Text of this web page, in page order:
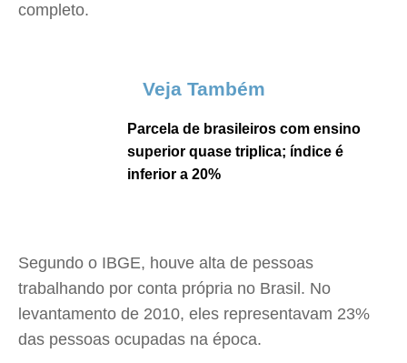
completo.
Veja Também
Parcela de brasileiros com ensino
superior quase triplica; índice é
inferior a 20%
Segundo o IBGE, houve alta de pessoas
trabalhando por conta própria no Brasil. No
levantamento de 2010, eles representavam 23%
das pessoas ocupadas na época.